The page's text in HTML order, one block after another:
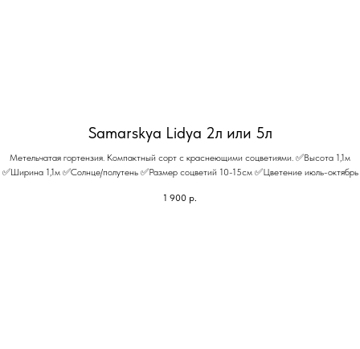
Samarskya Lidya 2л или 5л
Метельчатая гортензия. Компактный сорт с краснеющими соцветиями. ✅Высота 1,1м
✅Ширина 1,1м ✅Солнце/полутень ✅Размер соцветий 10-15см ✅Цветение июль-октябрь
1 900 р.